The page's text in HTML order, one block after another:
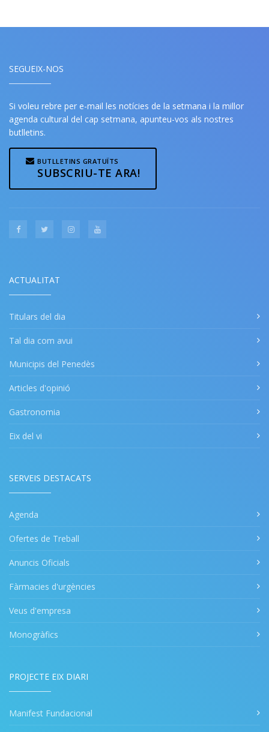
SEGUEIX-NOS
Si voleu rebre per e-mail les notícies de la setmana i la millor
agenda cultural del cap setmana, apunteu-vos als nostres
butlletins.
BUTLLETINS GRATUÏTS
SUBSCRIU-TE ARA!
ACTUALITAT
Titulars del dia
Tal dia com avui
Municipis del Penedès
Articles d'opinió
Gastronomia
Eix del vi
SERVEIS DESTACATS
Agenda
Ofertes de Treball
Anuncis Oficials
Fàrmacies d'urgències
Veus d'empresa
Monogràfics
PROJECTE EIX DIARI
Manifest Fundacional